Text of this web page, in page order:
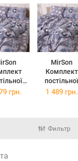
Бязь
MirSon
Комплект
постільної
білизни Бязь
грн. 1 489 грн.
Фильтр